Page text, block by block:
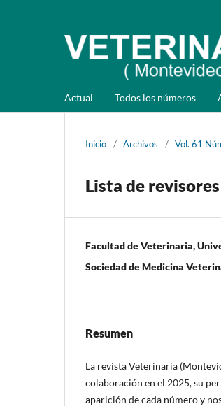
Actual Todos los números
Inicio / Archivos / Vol. 61
Lista de
Facultad de Veterinaria,
Sociedad de Medicina
Resumen
La revista Veterinaria
colaboración en el 2025, su
aparición de cada número y